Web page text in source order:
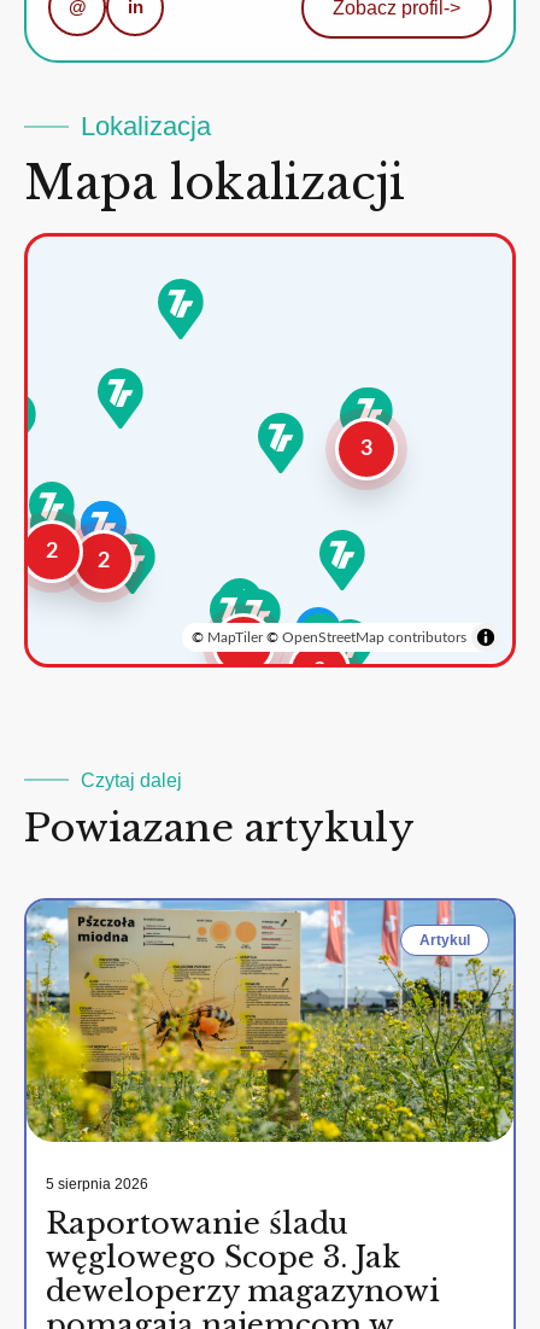
@ in Zobacz profil ->
Lokalizacja
Mapa lokalizacji
2
2
3
2
3
© MapTiler© OpenStreetMap contributors
Czytaj dalej
Powiazane artykuly
Artykul
5 sierpnia 2026
Raportowanie śladu
węglowego Scope 3. Jak
deweloperzy magazynowi